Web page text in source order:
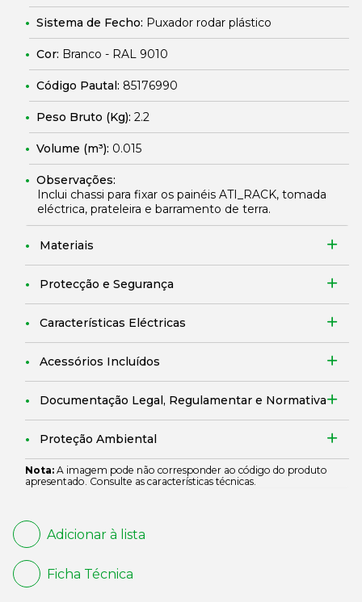
Sistema de Fecho: Puxador rodar plástico
Cor: Branco - RAL 9010
Código Pautal: 85176990
Peso Bruto (Kg): 2.2
Volume (m³): 0.015
Observações:
Inclui chassi para fixar os painéis ATI_RACK, tomada
eléctrica, prateleira e barramento de terra.
Materiais
Protecção e Segurança
Características Eléctricas
Acessórios Incluídos
Documentação Legal, Regulamentar e Normativa
Proteção Ambiental
Nota: A imagem pode não corresponder ao código do produto
apresentado. Consulte as características técnicas.
Adicionar à lista
Ficha Técnica